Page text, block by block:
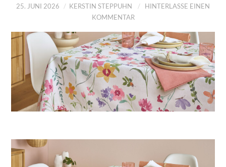
25. JUNI 2026 KERSTIN STEPPUHN
HINTERLASSE EINEN
KOMMENTAR